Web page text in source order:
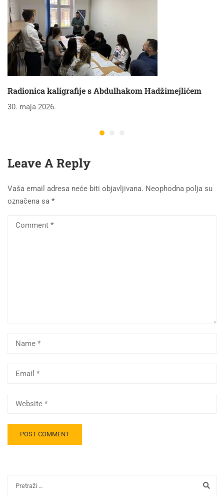
Radionica kaligrafije s Abdulhakom Hadžimejlićem
30. maja 2026.
Leave A Reply
Vaša email adresa neće biti objavljivana. Neophodna polja su
označena sa *